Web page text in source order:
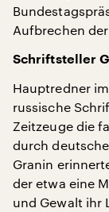
Aufbrechen
Schriftsteller
Hauptredner
russische
Zeitzeuge die
durch
Granin
der etwa eine
und Gewalt ihr